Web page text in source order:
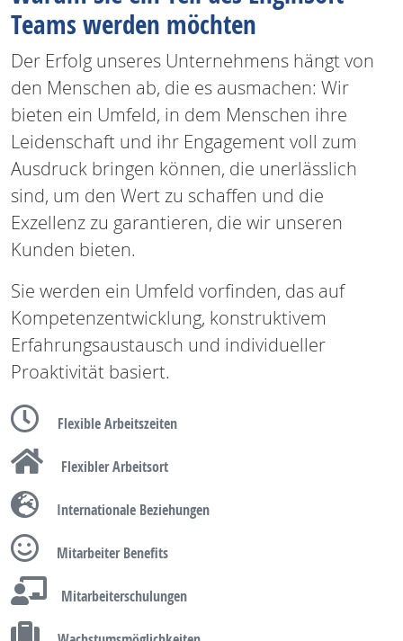
Teams werden möchten
Der Erfolg unseres Unternehmens hängt von
den Menschen ab, die es ausmachen: Wir
bieten ein Umfeld, in dem Menschen ihre
Leidenschaft und ihr Engagement voll zum
Ausdruck bringen können, die unerlässlich
sind, um den Wert zu schaffen und die
Exzellenz zu garantieren, die wir unseren
Kunden bieten.
Sie werden ein Umfeld vorfinden, das auf
Kompetenzentwicklung, konstruktivem
Erfahrungsaustausch und individueller
Proaktivität basiert.
Flexible Arbeitszeiten
Flexibler Arbeitsort
Internationale Beziehungen
Mitarbeiter Benefits
Mitarbeiterschulungen